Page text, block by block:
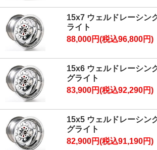
15x7 ウェルドレーシン
ライト
88,000円(税込96,800円)
15x6 ウェルドレーシン
グライト
83,900円(税込92,290円)
15x5 ウェルドレーシン
グライト
82,900円(税込91,190円)